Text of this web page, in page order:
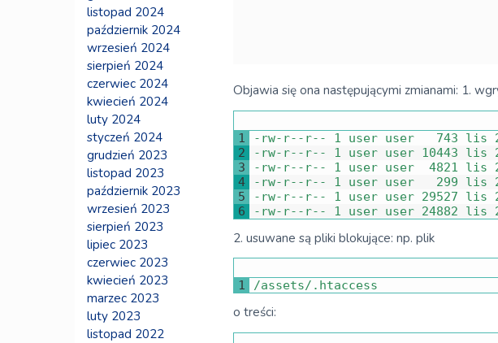
Objawia się ona następującymi zmianami: 1.
1
2
3
4
5
6
- rw- r-- r-- 1 user user 743 lis
- rw- r-- r-- 1 user user 10443 lis
- rw- r-- r-- 1 user user 4821 lis
- rw- r-- r-- 1 user user 299 lis
- rw- r-- r-- 1 user user 29527 lis
- rw- r-- r-- 1 user user 24882 lis
2. usuwane są pliki blokujące: np. plik
1 /assets/ . htaccess
o treści:
listopad 2024
październik 2024
wrzesień 2024
sierpień 2024
czerwiec 2024
kwiecień 2024
luty 2024
styczeń 2024
grudzień 2023
listopad 2023
październik 2023
wrzesień 2023
sierpień 2023
lipiec 2023
czerwiec 2023
kwiecień 2023
marzec 2023
luty 2023
listopad 2022